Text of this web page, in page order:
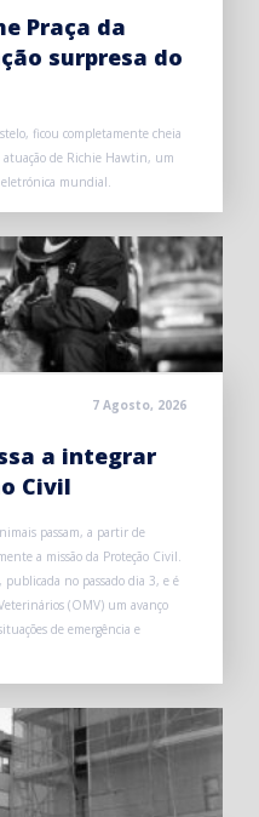
Praça da
surpresa do
ficou completamente cheia
atuação de Richie Hawtin, um
mundial.
7 Agosto, 2026
a integrar
Civil
passam, a partir de
a missão da Proteção Civil.
no passado dia 3, e é
(OMV) um avanço
de emergência e